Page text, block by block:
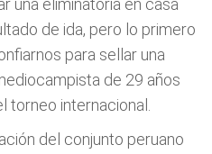
una eliminatoria en casa
de ida, pero lo primero
para sellar una
de 29 años
internacional.
del conjunto peruano